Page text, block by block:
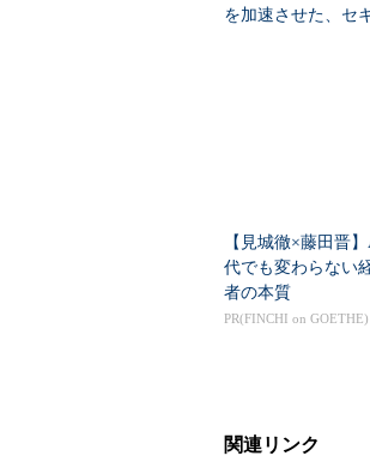
を加速させた、セ
【見城徹×藤田晋
代でも変わらない
者の本質
PR(FINCHI on GOETHE)
関連リンク